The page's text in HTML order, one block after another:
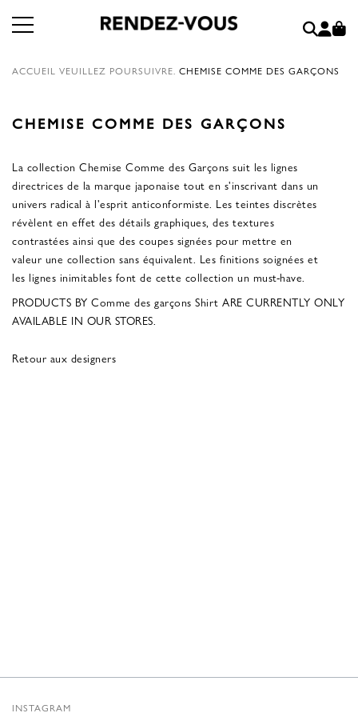
ACCUEIL VEUILLEZ POURSUIVRE. CHEMISE COMME DES GARÇONS
CHEMISE COMME DES GARÇONS
La collection Chemise Comme des Garçons suit les lignes
directrices de la marque japonaise tout en s'inscrivant dans un
univers radical à l'esprit anticonformiste. Les teintes discrètes
révèlent en effet des détails graphiques, des textures
contrastées ainsi que des coupes signées pour mettre en
valeur une collection sans équivalent. Les finitions soignées et
les lignes inimitables font de cette collection un must-have.
PRODUCTS BY Comme des garçons Shirt ARE CURRENTLY ONLY
AVAILABLE IN OUR STORES.
Retour aux designers
INSTAGRAM